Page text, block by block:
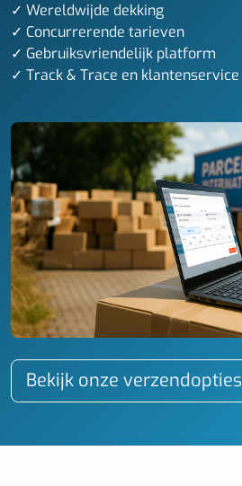
✓ Wereldwijde dekking
✓ Concurrerende tarieven
✓ Gebruiksvriendelijk platform
✓ Track & Trace en klantenservice
Bekijk onze verzendopties